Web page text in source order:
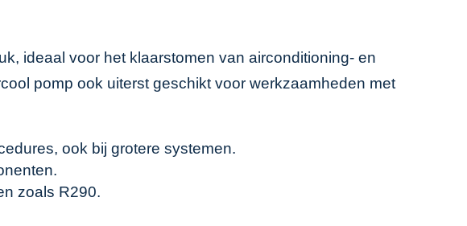
ideaal voor het klaarstomen van airconditioning- en
pomp ook uiterst geschikt voor werkzaamheden met
ook bij grotere systemen.
zoals R290.